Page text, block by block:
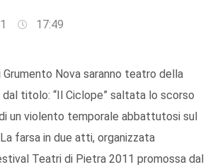
17:49
Grumento Nova saranno teatro della
titolo: “Il Ciclope” saltata lo scorso
un violento temporale abbattutosi sul
farsa in due atti, organizzata
Teatri di Pietra 2011 promossa dal